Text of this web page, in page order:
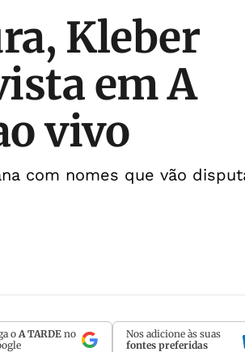
Kleber
em A
vivo
com nomes que vão
oA TARDE no
Nos adicione às suas
fontes preferidas